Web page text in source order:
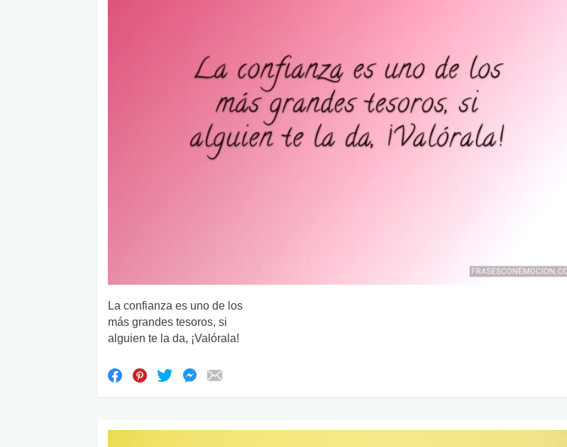
La confianza es uno de los
más grandes tesoros, si
alguien te la da, ¡Valórala!